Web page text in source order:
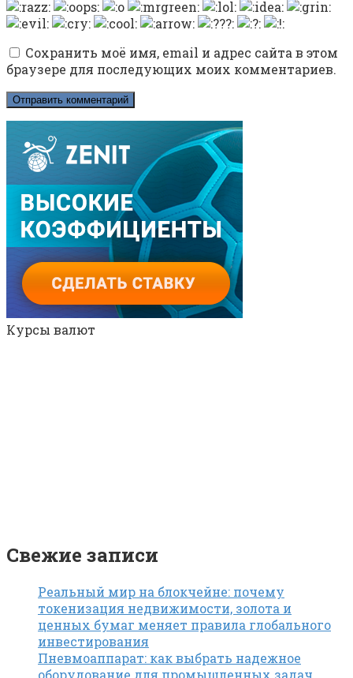
Сохранить моё имя, email и адрес сайта в этом
браузере для последующих моих комментариев.
Курсы валют
Свежие записи
Реальный мир на блокчейне: почему
токенизация недвижимости, золота и
ценных бумаг меняет правила глобального
инвестирования
Пневмоаппарат: как выбрать надежное
оборудование для промышленных задач